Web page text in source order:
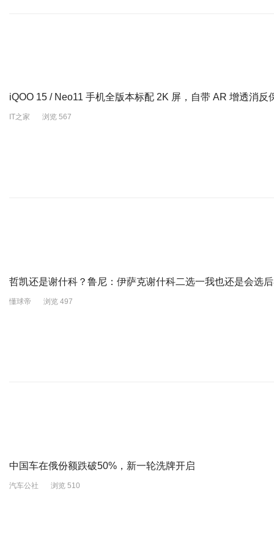
iQOO 15 / Neo11 手机全版本标配 2K 屏，自带 AR 增透消反
IT之家 浏览 567
哲凯还是谢什科？鲁尼：伊萨克谢什科二选一我也还是会选
懂球帝 浏览 497
中国车在俄份额跌破50%，新一轮洗牌开启
汽车公社 浏览 510